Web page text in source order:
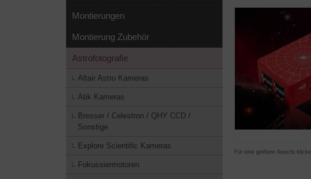
Für eine größere Ansicht
Montierungen
Montierung Zubehör
Astrofotografie
Altair Astro Kameras
Atik Kameras
Bresser / Celestron / QHY CCD /
Sonstige
Explore Scientific Kameras
Fokussiermotoren